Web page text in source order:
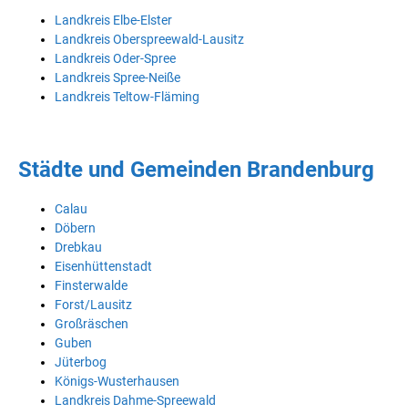
Landkreis Elbe-Elster
Landkreis Oberspreewald-Lausitz
Landkreis Oder-Spree
Landkreis Spree-Neiße
Landkreis Teltow-Fläming
Städte und Gemeinden Brandenburg
Calau
Döbern
Drebkau
Eisenhüttenstadt
Finsterwalde
Forst/Lausitz
Großräschen
Guben
Jüterbog
Königs-Wusterhausen
Landkreis Dahme-Spreewald